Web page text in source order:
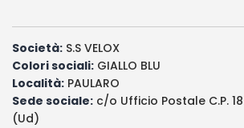
Società: S.S VELOX
Colori sociali: GIALLO BLU
Località: PAULARO
Sede sociale: c/o Ufficio Postale C.P.
(Ud)